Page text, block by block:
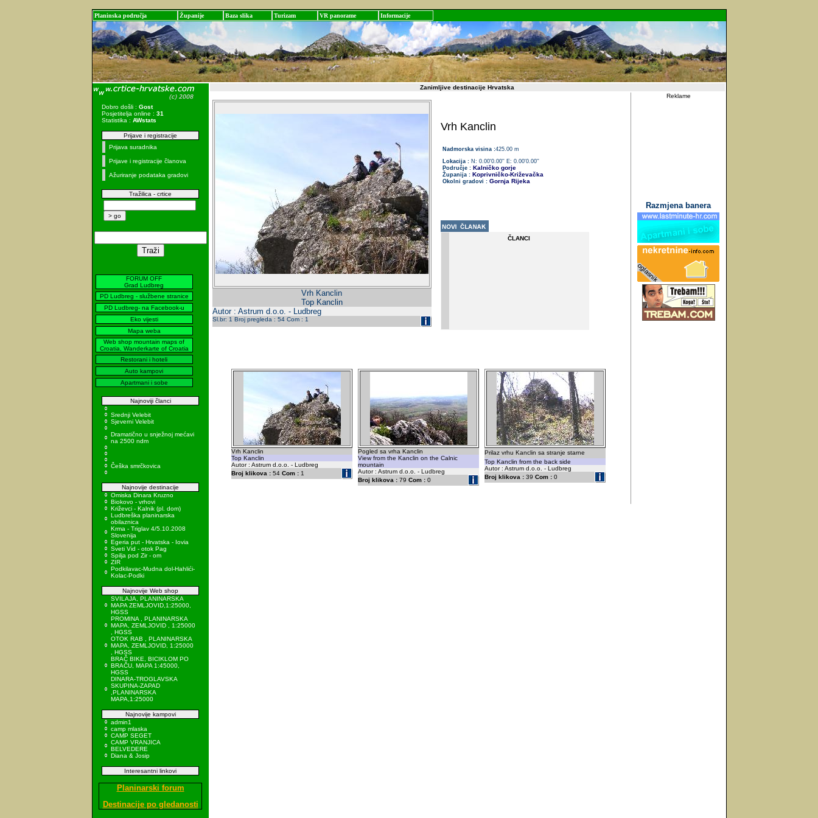
Planinska područja Županije Baza slika Turizam VR panorame Informacije
Dobro došli : Gost
Posjetitelja online : 31
Statistika : AWstats
Prijave i registracije
Prijava suradnika
Prijave i registracije članova
Ažuriranje podataka gradovi
Tražilica - crtice
FORUM OFF
Grad Ludbreg
PD Ludbreg - službene stranice
PD Ludbreg- na Facebook-u
Eko vijesti
Mapa weba
Web shop mountain maps of
Croatia, Wanderkarte of Croatia
Restorani i hoteli
Auto kampovi
Apartmani i sobe
Najnoviji članci
Srednji Velebit
Sjeverni Velebit
Dramatično u snježnoj mećavi
na 2500 ndm
Češka smrčkovica
Najnovije destinacije
Omiska Dinara Kruzno
Biokovo - vrhovi
Križevci - Kalnik (pl. dom)
Ludbreška planinarska
obilaznica
Krma - Triglav 4/5.10.2008
Slovenija
Egeria put - Hrvatska - Iovia
Sveti Vid - otok Pag
Spilja pod Zir - om
ZIR
Podkilavac-Mudna dol-Hahlići-
Kolac-Podki
Najnovije Web shop
SVILAJA, PLANINARSKA
MAPA ZEMLJOVID,1:25000,
HGSS
PROMINA , PLANINARSKA
MAPA, ZEMLJOVID , 1:25000
, HGSS
OTOK RAB , PLANINARSKA
MAPA, ZEMLJOVID, 1:25000
, HGSS
BRAČ BIKE, BICIKLOM PO
BRAČU, MAPA 1:45000,
HGSS
DINARA-TROGLAVSKA
SKUPINA-ZAPAD
,PLANINARSKA
MAPA,1:25000
Najnovije kampovi
admin1
camp mlaska
CAMP SEGET
CAMP VRANJICA
BELVEDERE
Diana & Josip
Interesantni linkovi
Planinarski forum
Destinacije po gledanosti
Zanimljive destinacije Hrvatska
Vrh Kanclin
Top Kanclin
Autor : Astrum d.o.o. - Ludbreg
Sl.br: 1 Broj pregleda : 54 Com : 1
Vrh Kanclin
Nadmorska visina :425.00 m
Lokacija :N: 0.00'0.00'' E: 0.00'0.00''
Područje :Kalničko gorje
Županija : Koprivničko-Križevačka
Okolni gradovi : Gornja Rijeka
ČLANCI
Vrh Kanclin
Top Kanclin
Autor : Astrum d.o.o. - Ludbreg
Broj klikova : 54 Com : 1
Pogled sa vrha Kanclin
View from the Kanclin on the Calnic
mountain
Autor : Astrum d.o.o. - Ludbreg
Broj klikova : 79 Com : 0
Prilaz vrhu Kanclin sa stranje starne
Top Kanclin from the back side
Autor : Astrum d.o.o. - Ludbreg
Broj klikova : 39 Com : 0
Reklame
Razmjena banera